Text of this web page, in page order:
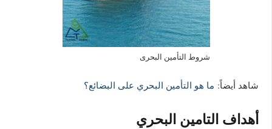
شروط التأمين البحرى
شاهد أيضاً: ما هو التأمين البحري على البضائع؟
أهداف التامين البحري